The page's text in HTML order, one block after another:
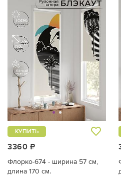
3360 ₽
КУПИТЬ
Флорко-674 - ширина 57 см,
длина 170 см.